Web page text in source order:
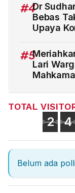
#4Dr
Bebas
Upaya
#5
Lari
TOTAL
2 4
Belum ada